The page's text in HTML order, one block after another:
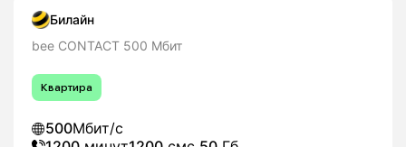
Билайн
bee CONTACT 500 Мбит
Квартира
500Мбит/с